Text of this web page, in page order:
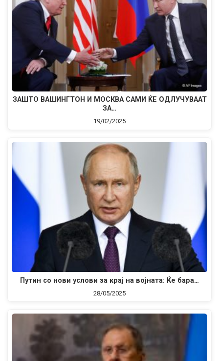
ЗАШТО ВАШИНГТОН И МОСКВА САМИ ЌЕ ОДЛУЧУВААТ
ЗА…
19/02/2025
Путин со нови услови за крај на војната: Ќе бара…
28/05/2025